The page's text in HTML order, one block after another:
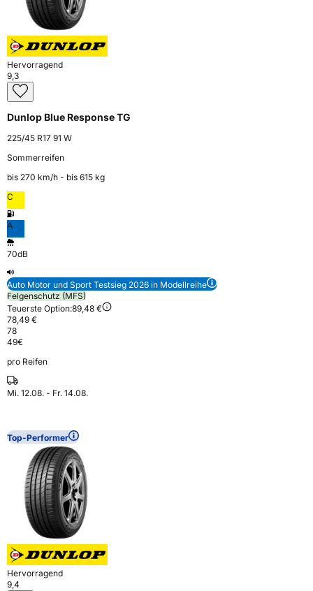
Hervorragend
9,3
Dunlop Blue Response TG
225/45 R17 91 W
Sommerreifen
bis 270 km⁠/⁠h - bis 615 kg
C
A
70dB
Auto Motor und Sport Testsieg 2026 in Modellreihe
Felgenschutz (MFS)
Teuerste Option:89,48 €
78,49 €
78
49€
pro Reifen
Mi. 12.08. - Fr. 14.08.
Top-Performer
Hervorragend
9,4